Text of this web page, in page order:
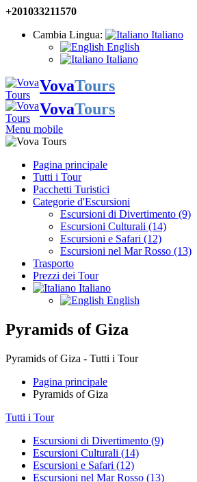
+201033211570
Cambia Lingua:
Italiano
English
Italiano
VovaTours
VovaTours
Menu mobile
Pagina principale
Tutti i Tour
Pacchetti Turistici
Categorie d'Escursioni
Escursioni di Divertimento (9)
Escursioni Culturali (14)
Escursioni e Safari (12)
Escursioni nel Mar Rosso (13)
Trasporto
Prezzi dei Tour
Italiano
English
Pyramids of Giza
Pyramids of Giza - Tutti i Tour
Pagina principale
Pyramids of Giza
Tutti i Tour
Escursioni di Divertimento (9)
Escursioni Culturali (14)
Escursioni e Safari (12)
Escursioni nel Mar Rosso (13)